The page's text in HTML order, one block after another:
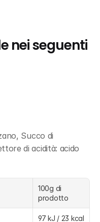
nei seguenti
Succo di
di acidità: acido
100g di
prodotto
97 kJ / 23 kcal